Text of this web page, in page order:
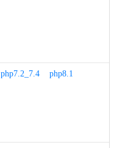
php7.2_7.4 php8.1